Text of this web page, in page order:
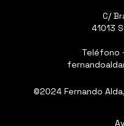
C/
41013
Teléfono
©2024 Fernando